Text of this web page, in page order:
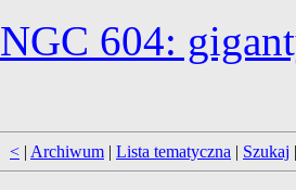
NGC 604:
< | Archiwum | Lista tematyczna | Szukaj